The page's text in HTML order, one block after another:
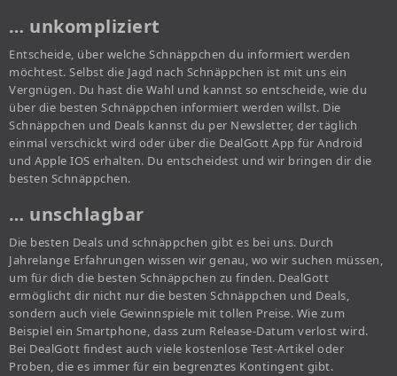
… unkompliziert
Entscheide, über welche Schnäppchen du informiert werden
möchtest. Selbst die Jagd nach Schnäppchen ist mit uns ein
Vergnügen. Du hast die Wahl und kannst so entscheide, wie du
über die besten Schnäppchen informiert werden willst. Die
Schnäppchen und Deals kannst du per Newsletter, der täglich
einmal verschickt wird oder über die DealGott App für Android
und Apple IOS erhalten. Du entscheidest und wir bringen dir die
besten Schnäppchen.
… unschlagbar
Die besten Deals und schnäppchen gibt es bei uns. Durch
Jahrelange Erfahrungen wissen wir genau, wo wir suchen müssen,
um für dich die besten Schnäppchen zu finden. DealGott
ermöglicht dir nicht nur die besten Schnäppchen und Deals,
sondern auch viele Gewinnspiele mit tollen Preise. Wie zum
Beispiel ein Smartphone, dass zum Release-Datum verlost wird.
Bei DealGott findest auch viele kostenlose Test-Artikel oder
Proben, die es immer für ein begrenztes Kontingent gibt.